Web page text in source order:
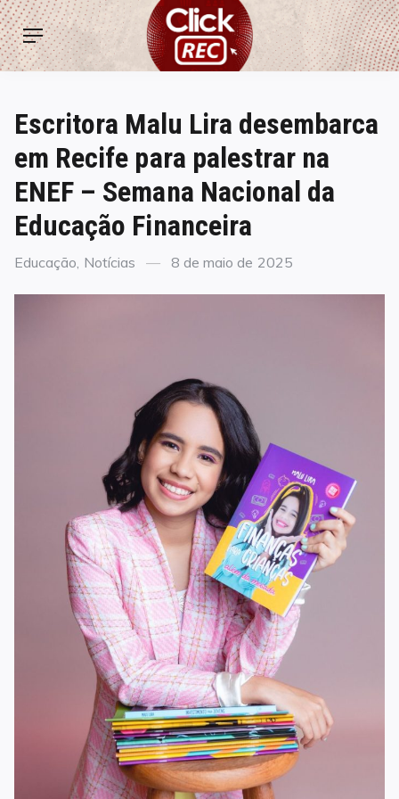
Skip
to
content
ClickREC
Menu
Escritora Malu Lira desembarca
em Recife para palestrar na
ENEF – Semana Nacional da
Educação Financeira
Categories
Educação, Notícias
Posted
8 de maio de 2025